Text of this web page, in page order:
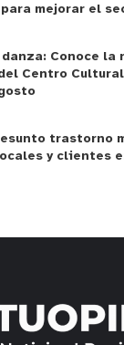
mejorar el
danza: Conoce
Centro
trastorno
y clientes